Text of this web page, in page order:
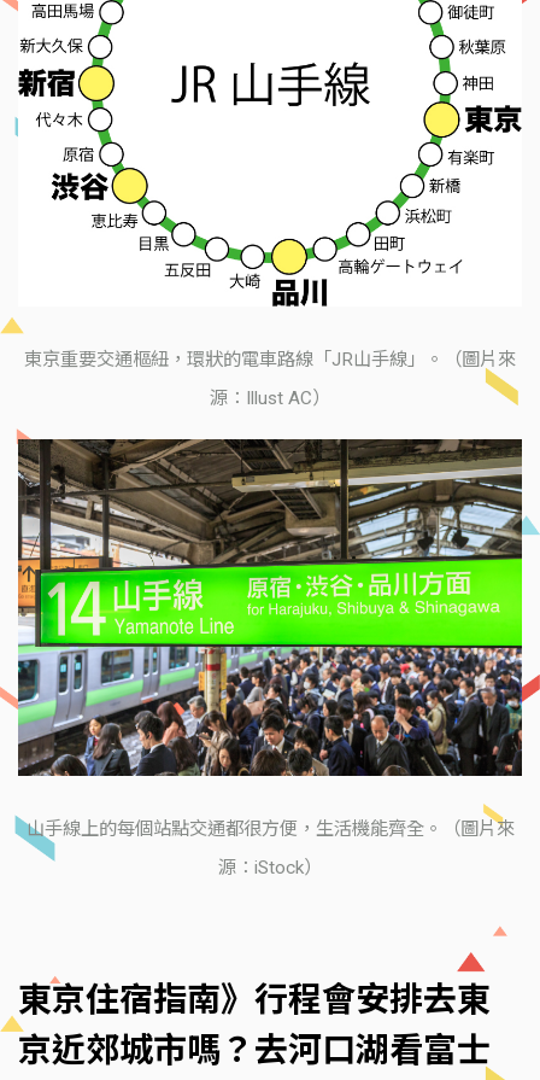
東京重要交通樞紐，環狀的電車路線「JR山手線」。（圖片來
源：Illust AC）
山手線上的每個站點交通都很方便，生活機能齊全。（圖片來
源：iStock）
東京住宿指南》行程會安排去東
京近郊城市嗎？去河口湖看富士